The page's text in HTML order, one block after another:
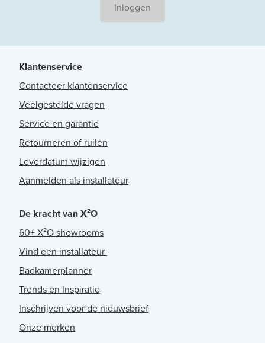
Inloggen
Klantenservice
Contacteer klantenservice
Veelgestelde vragen
Service en garantie
Retourneren of ruilen
Leverdatum wijzigen
Aanmelden als installateur
De kracht van X²O
60+ X²O showrooms
Vind een installateur
Badkamerplanner
Trends en Inspiratie
Inschrijven voor de nieuwsbrief
Onze merken